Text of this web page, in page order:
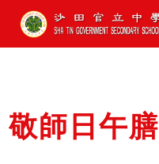
敬師日午膳